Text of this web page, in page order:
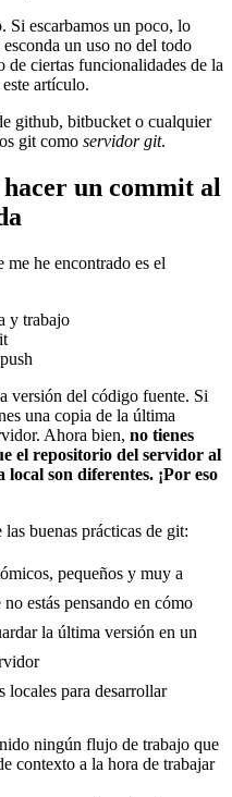
Si escarbamos un poco, lo
esconda un uso no del todo
de ciertas funcionalidades de la
artículo.
github, bitbucket o cualquier
git como servidor git.
hacer un commit al
he encontrado es el
y trabajo
versión del código fuente. Si
una copia de la última
Ahora bien, no tienes
el repositorio del servidor al
son diferentes. ¡Por eso
buenas prácticas de git:
pequeños y muy a
estás pensando en cómo
la última versión en un
locales para desarrollar
ningún flujo de trabajo que
contexto a la hora de trabajar